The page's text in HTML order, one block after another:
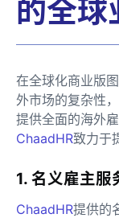
的全球
在全球化商业版
外市场的复杂性
提供全面的海外
ChaadHR致力于
1. 名义雇主服
ChaadHR提供的